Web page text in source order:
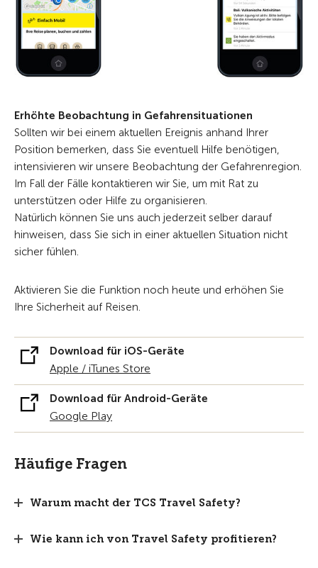
Erhöhte Beobachtung in Gefahrensituationen
Sollten wir bei einem aktuellen Ereignis anhand Ihrer
Position bemerken, dass Sie eventuell Hilfe benötigen,
intensivieren wir unsere Beobachtung der Gefahrenregion.
Im Fall der Fälle kontaktieren wir Sie, um mit Rat zu
unterstützen oder Hilfe zu organisieren.
Natürlich können Sie uns auch jederzeit selber darauf
hinweisen, dass Sie sich in einer aktuellen Situation nicht
sicher fühlen.
Aktivieren Sie die Funktion noch heute und erhöhen Sie
Ihre Sicherheit auf Reisen.
Download für iOS-Geräte
Apple / iTunes Store
Download für Android-Geräte
Google Play
Häufige Fragen
Warum macht der TCS Travel Safety?
Wie kann ich von Travel Safety profitieren?